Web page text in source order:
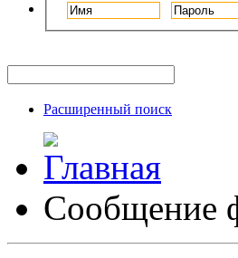
Расширенный поиск
Сообщение